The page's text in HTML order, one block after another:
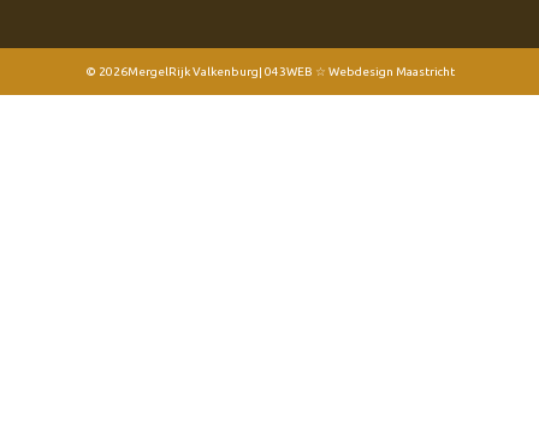
© 2026MergelRijk Valkenburg| 043WEB ☆ Webdesign Maastricht